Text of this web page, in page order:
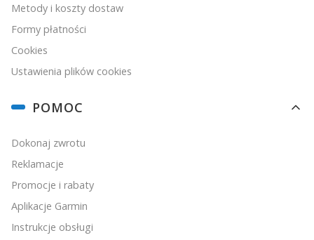
Metody i koszty dostaw
Formy płatności
Cookies
Ustawienia plików cookies
POMOC
Dokonaj zwrotu
Reklamacje
Promocje i rabaty
Aplikacje Garmin
Instrukcje obsługi